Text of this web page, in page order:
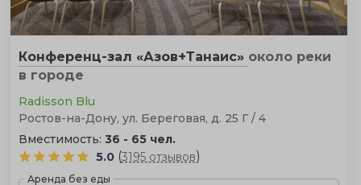
Конференц-зал «Азов+Танаис» около реки
в городе
Radisson Blu
Ростов-на-Дону, ул. Береговая, д. 25 Г / 4
Вместимость: 36 - 65 чел.
5.0 (3195 отзывов)
Аренда без еды